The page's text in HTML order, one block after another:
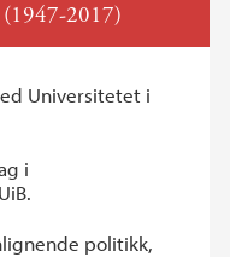
2017)
Universitetet i
i
politikk,